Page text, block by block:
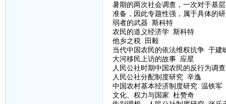
暑期的两次社会调查，一次对于基
准备，因此专题性强，属于具体的
弱者的武器 斯科特
农民的道义经济学 斯科特
他乡之税 田毅
当代中国农民的依法维权抗争 于建
大河移民上访的故事 应星
人民公社时期中国农民的反行为调
人民公社分配制度研究 辛逸
中国农村基本经济制度研究 温铁军
文化、权力与国家 杜赞奇